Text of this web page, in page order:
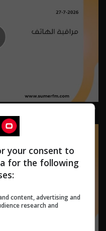
مراقبة الهاتف 27-7-2026 | 2026
your consent to
for the following
content, advertising and
research and